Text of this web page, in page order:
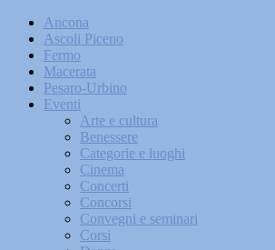
Ancona
Ascoli Piceno
Fermo
Macerata
Pesaro-Urbino
Eventi
Arte e cultura
Benessere
Categorie e luoghi
Cinema
Concerti
Concorsi
Convegni e seminari
Corsi